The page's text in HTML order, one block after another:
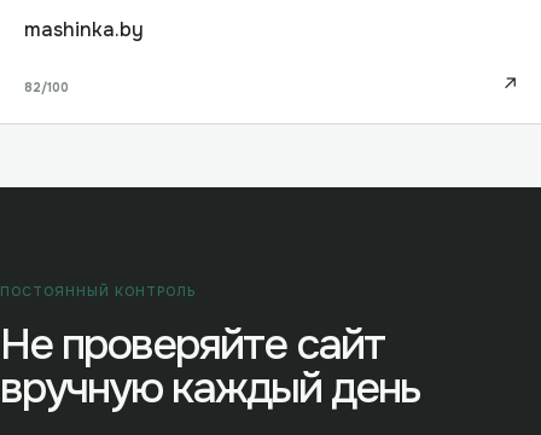
mashinka.by
82/100 ↗
ПОСТОЯННЫЙ КОНТРОЛЬ
Не проверяйте сайт
вручную каждый день